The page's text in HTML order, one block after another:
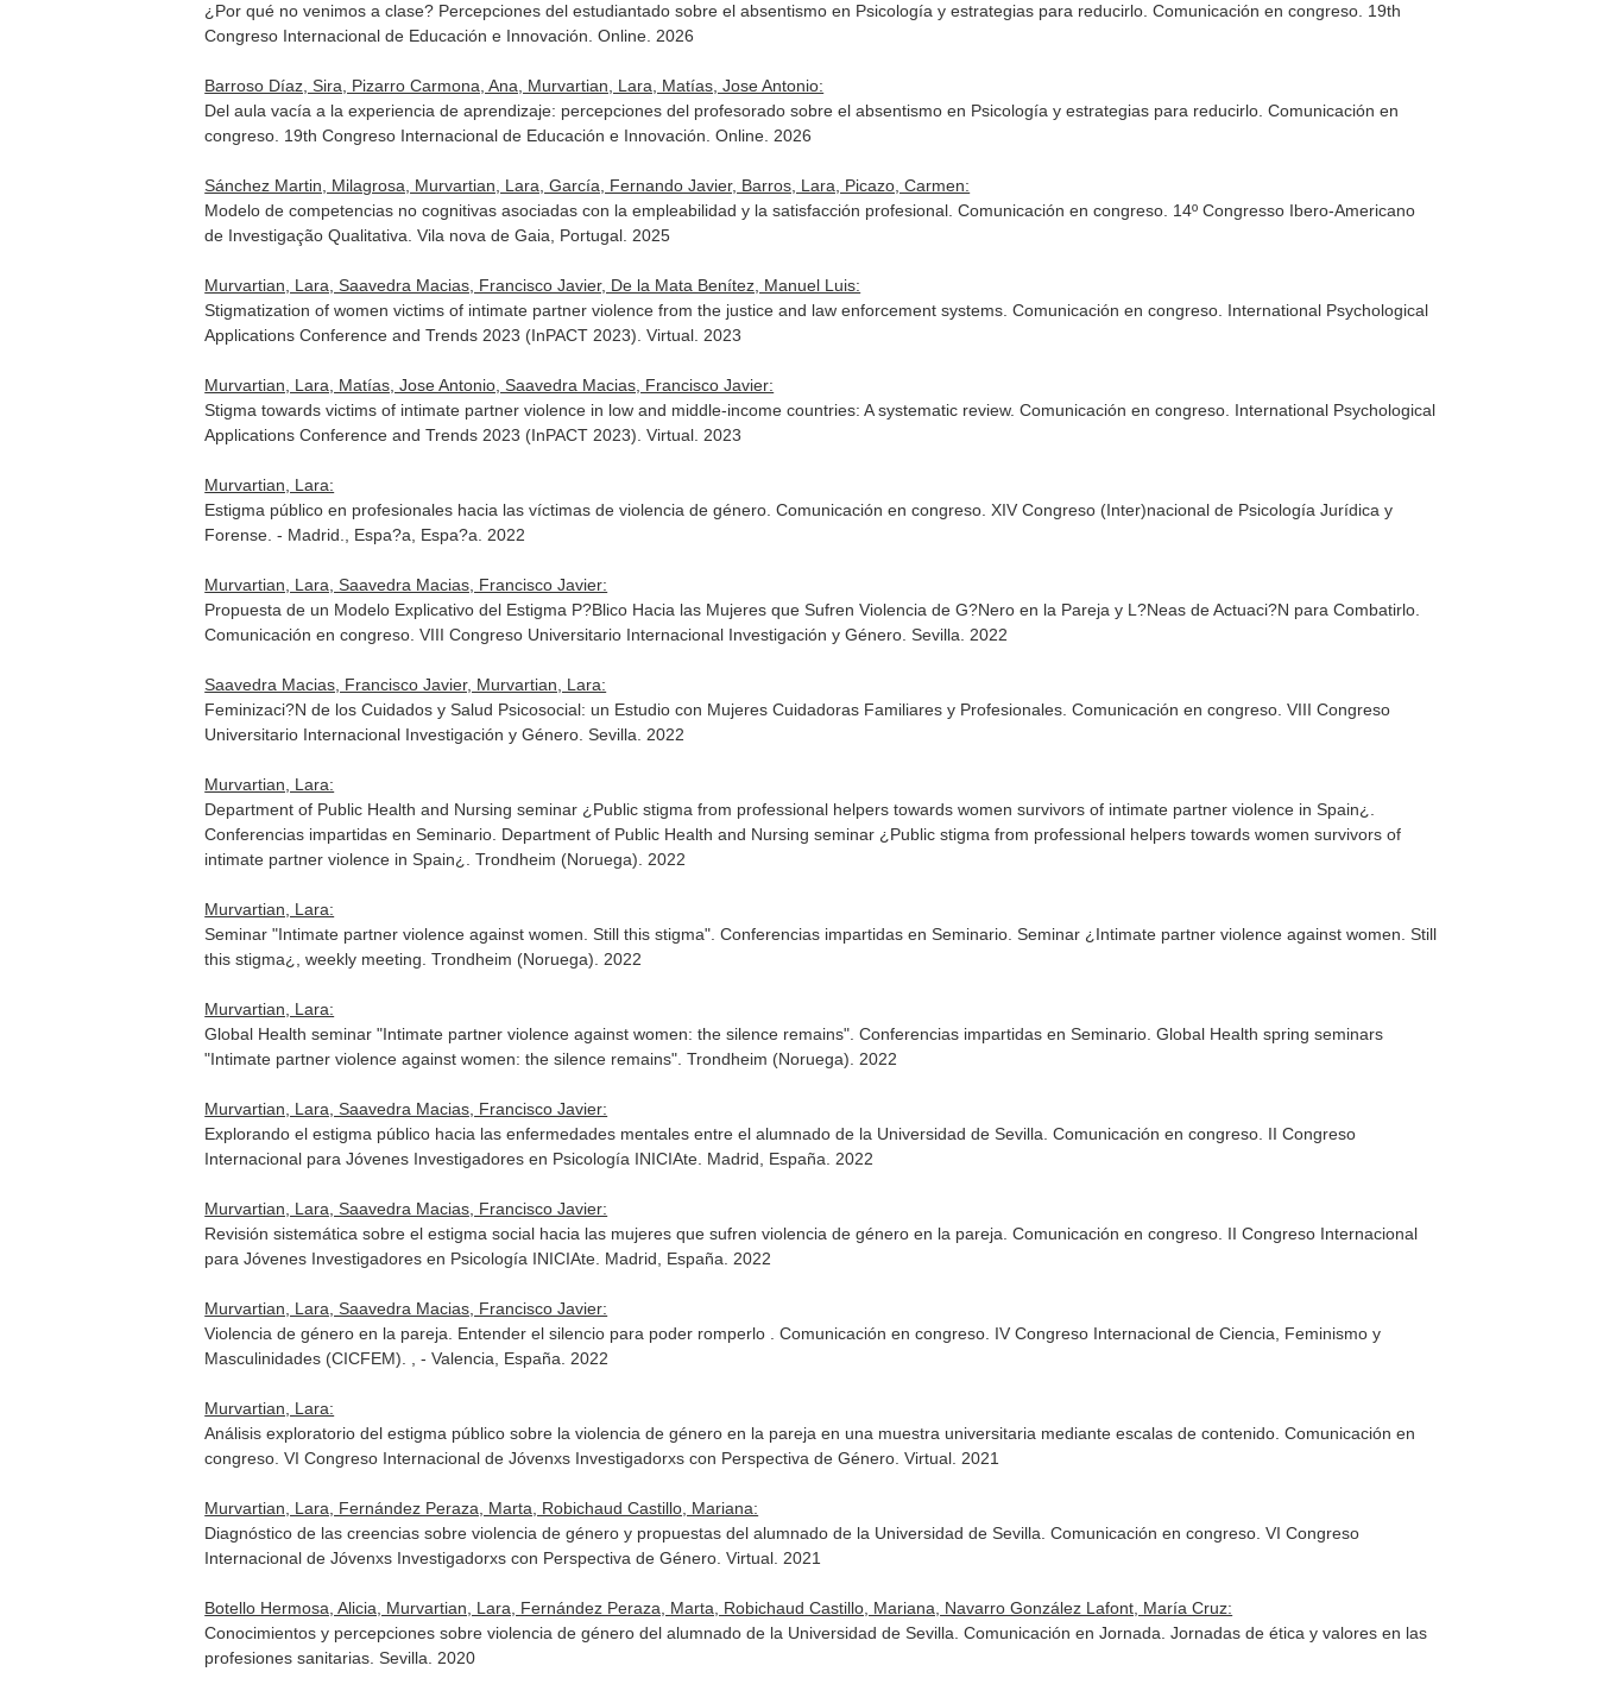
¿Por qué no venimos a clase? Percepciones del estudiantado sobre el absentismo en Psicología y estrategias para reducirlo. Comunicación en congreso. 19th
Congreso Internacional de Educación e Innovación. Online. 2026
Barroso Díaz, Sira, Pizarro Carmona, Ana, Murvartian, Lara, Matías, Jose Antonio:
Del aula vacía a la experiencia de aprendizaje: percepciones del profesorado sobre el absentismo en Psicología y estrategias para reducirlo. Comunicación en
congreso. 19th Congreso Internacional de Educación e Innovación. Online. 2026
Sánchez Martin, Milagrosa, Murvartian, Lara, García, Fernando Javier, Barros, Lara, Picazo, Carmen:
Modelo de competencias no cognitivas asociadas con la empleabilidad y la satisfacción profesional. Comunicación en congreso. 14º Congresso Ibero-Americano
de Investigação Qualitativa. Vila nova de Gaia, Portugal. 2025
Murvartian, Lara, Saavedra Macias, Francisco Javier, De la Mata Benítez, Manuel Luis:
Stigmatization of women victims of intimate partner violence from the justice and law enforcement systems. Comunicación en congreso. International Psychological
Applications Conference and Trends 2023 (InPACT 2023). Virtual. 2023
Murvartian, Lara, Matías, Jose Antonio, Saavedra Macias, Francisco Javier:
Stigma towards victims of intimate partner violence in low and middle-income countries: A systematic review. Comunicación en congreso. International Psychological
Applications Conference and Trends 2023 (InPACT 2023). Virtual. 2023
Murvartian, Lara:
Estigma público en profesionales hacia las víctimas de violencia de género. Comunicación en congreso. XIV Congreso (Inter)nacional de Psicología Jurídica y
Forense. - Madrid., Espa?a, Espa?a. 2022
Murvartian, Lara, Saavedra Macias, Francisco Javier:
Propuesta de un Modelo Explicativo del Estigma P?Blico Hacia las Mujeres que Sufren Violencia de G?Nero en la Pareja y L?Neas de Actuaci?N para Combatirlo.
Comunicación en congreso. VIII Congreso Universitario Internacional Investigación y Género. Sevilla. 2022
Saavedra Macias, Francisco Javier, Murvartian, Lara:
Feminizaci?N de los Cuidados y Salud Psicosocial: un Estudio con Mujeres Cuidadoras Familiares y Profesionales. Comunicación en congreso. VIII Congreso
Universitario Internacional Investigación y Género. Sevilla. 2022
Murvartian, Lara:
Department of Public Health and Nursing seminar ¿Public stigma from professional helpers towards women survivors of intimate partner violence in Spain¿.
Conferencias impartidas en Seminario. Department of Public Health and Nursing seminar ¿Public stigma from professional helpers towards women survivors of
intimate partner violence in Spain¿. Trondheim (Noruega). 2022
Murvartian, Lara:
Seminar "Intimate partner violence against women. Still this stigma". Conferencias impartidas en Seminario. Seminar ¿Intimate partner violence against women. Still
this stigma¿, weekly meeting. Trondheim (Noruega). 2022
Murvartian, Lara:
Global Health seminar "Intimate partner violence against women: the silence remains". Conferencias impartidas en Seminario. Global Health spring seminars
"Intimate partner violence against women: the silence remains". Trondheim (Noruega). 2022
Murvartian, Lara, Saavedra Macias, Francisco Javier:
Explorando el estigma público hacia las enfermedades mentales entre el alumnado de la Universidad de Sevilla. Comunicación en congreso. II Congreso
Internacional para Jóvenes Investigadores en Psicología INICIAte. Madrid, España. 2022
Murvartian, Lara, Saavedra Macias, Francisco Javier:
Revisión sistemática sobre el estigma social hacia las mujeres que sufren violencia de género en la pareja. Comunicación en congreso. II Congreso Internacional
para Jóvenes Investigadores en Psicología INICIAte. Madrid, España. 2022
Murvartian, Lara, Saavedra Macias, Francisco Javier:
Violencia de género en la pareja. Entender el silencio para poder romperlo . Comunicación en congreso. IV Congreso Internacional de Ciencia, Feminismo y
Masculinidades (CICFEM). , - Valencia, España. 2022
Murvartian, Lara:
Análisis exploratorio del estigma público sobre la violencia de género en la pareja en una muestra universitaria mediante escalas de contenido. Comunicación en
congreso. VI Congreso Internacional de Jóvenxs Investigadorxs con Perspectiva de Género. Virtual. 2021
Murvartian, Lara, Fernández Peraza, Marta, Robichaud Castillo, Mariana:
Diagnóstico de las creencias sobre violencia de género y propuestas del alumnado de la Universidad de Sevilla. Comunicación en congreso. VI Congreso
Internacional de Jóvenxs Investigadorxs con Perspectiva de Género. Virtual. 2021
Botello Hermosa, Alicia, Murvartian, Lara, Fernández Peraza, Marta, Robichaud Castillo, Mariana, Navarro González Lafont, María Cruz:
Conocimientos y percepciones sobre violencia de género del alumnado de la Universidad de Sevilla. Comunicación en Jornada. Jornadas de ética y valores en las
profesiones sanitarias. Sevilla. 2020